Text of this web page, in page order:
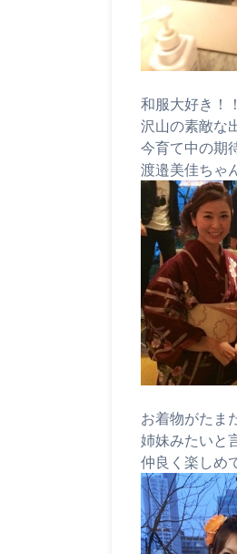
和服大好き！
沢山の素敵な
今育て中の期
渡邉美佳ちゃ
お着物がたま
姉妹みたいと
仲良く楽しめ